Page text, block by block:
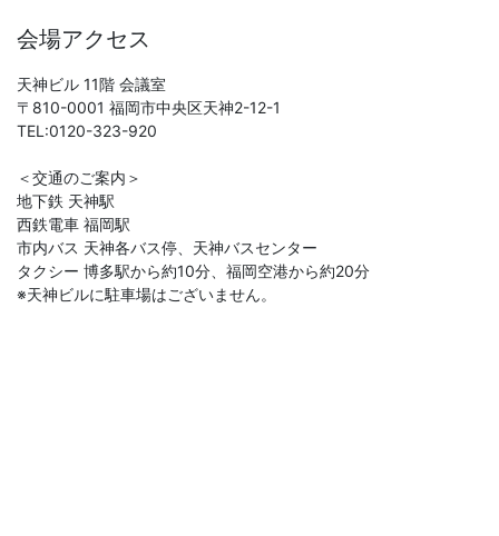
会場アクセス
天神ビル 11階 会議室
〒810-0001 福岡市中央区天神2-12-1
TEL:0120-323-920
＜交通のご案内＞
地下鉄 天神駅
西鉄電車 福岡駅
市内バス 天神各バス停、天神バスセンター
タクシー 博多駅から約10分、福岡空港から約20分
※天神ビルに駐車場はございません。